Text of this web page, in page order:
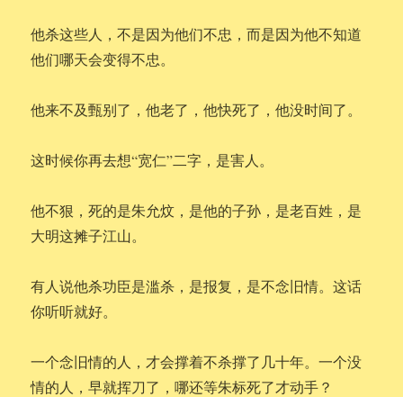
他杀这些人，不是因为他们不忠，而是因为他不知道
他们哪天会变得不忠。
他来不及甄别了，他老了，他快死了，他没时间了。
这时候你再去想“宽仁”二字，是害人。
他不狠，死的是朱允炆，是他的子孙，是老百姓，是
大明这摊子江山。
有人说他杀功臣是滥杀，是报复，是不念旧情。这话
你听听就好。
一个念旧情的人，才会撑着不杀撑了几十年。一个没
情的人，早就挥刀了，哪还等朱标死了才动手？